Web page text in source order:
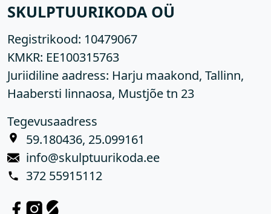
SKULPTUURIKODA OÜ
Registrikood: 10479067
KMKR: EE100315763
Juriidiline aadress: Harju maakond, Tallinn,
Haabersti linnaosa, Mustjõe tn 23
Tegevusaadress
59.180436, 25.099161
info@skulptuurikoda.ee
372 55915112